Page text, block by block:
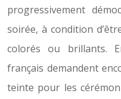
progressivement
soirée, à condition
colorés ou brillants.
français demandent
teinte pour les